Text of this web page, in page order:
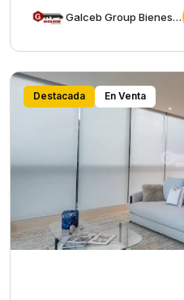
Galceb Group Bienes Raices
Destacada En Venta